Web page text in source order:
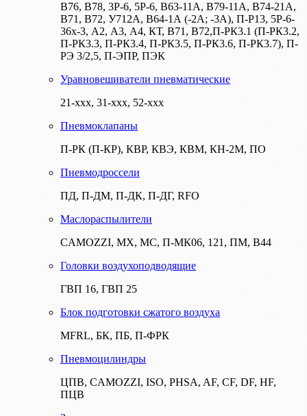
В76, В78, 3Р-6, 5Р-6, В63-11А, В79-11А, В74-21А,
В71, В72, У712А, В64-1А (-2А; -3А), П-Р13, 5Р-6-
36х-3, А2, А3, А4, КТ, В71, В72,П-РК3.1 (П-РК3.2,
П-РК3.3, П-РК3.4, П-РК3.5, П-РК3.6, П-РК3.7), П-
РЭ 3/2,5, П-ЭПР, ПЭК
Уравновешиватели пневматические
21-ххх, 31-ххх, 52-ххх
Пневмоклапаны
П-РК (П-КР), КВР, КВЭ, КВМ, КН-2М, ПО
Пневмодроссели
ПД, П-ДМ, П-ДК, П-ДГ, RFO
Маслораспылители
CAMOZZI, МХ, МС, П-МК06, 121, ПМ, В44
Головки воздухоподводящие
ГВП 16, ГВП 25
Блок подготовки сжатого воздуха
MFRL, БК, ПБ, П-ФРК
Пневмоцилиндры
ЦПВ, CAMOZZI, ISO, PHSA, AF, CF, DF, HF,
ПЦВ